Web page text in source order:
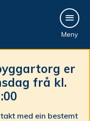
Meny
er
frå kl.
med ein bestemt